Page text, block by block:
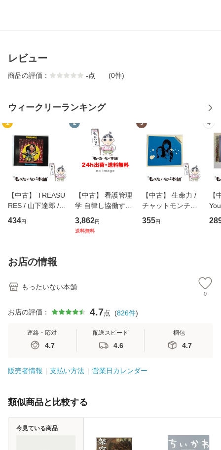
レビュー
商品の評価： -点 (0件)
ウィークリーランキング
1
【中古】 TREASU
RES / 山下達郎 /
イーストウエス
ト・ジャパン [CD]
434円
2
【中古】 看護管理
学 自律し協働する
専門職の看護マネ
ジメントスキル 改
3,862円
送料無料
3
【中古】 生命力 /
チャットモンチー /
キューンレコード
[CD]【メール便送
355円
4
【
のが
お店の情報
もったいない本舗
0
お店の評価： 4.7点 (826件)
連絡・応対
4.7
配送スピード
4.6
梱包
4.7
販売者情報 支払い方法 営業日カレンダー
類似商品と比較する
今見ている商品